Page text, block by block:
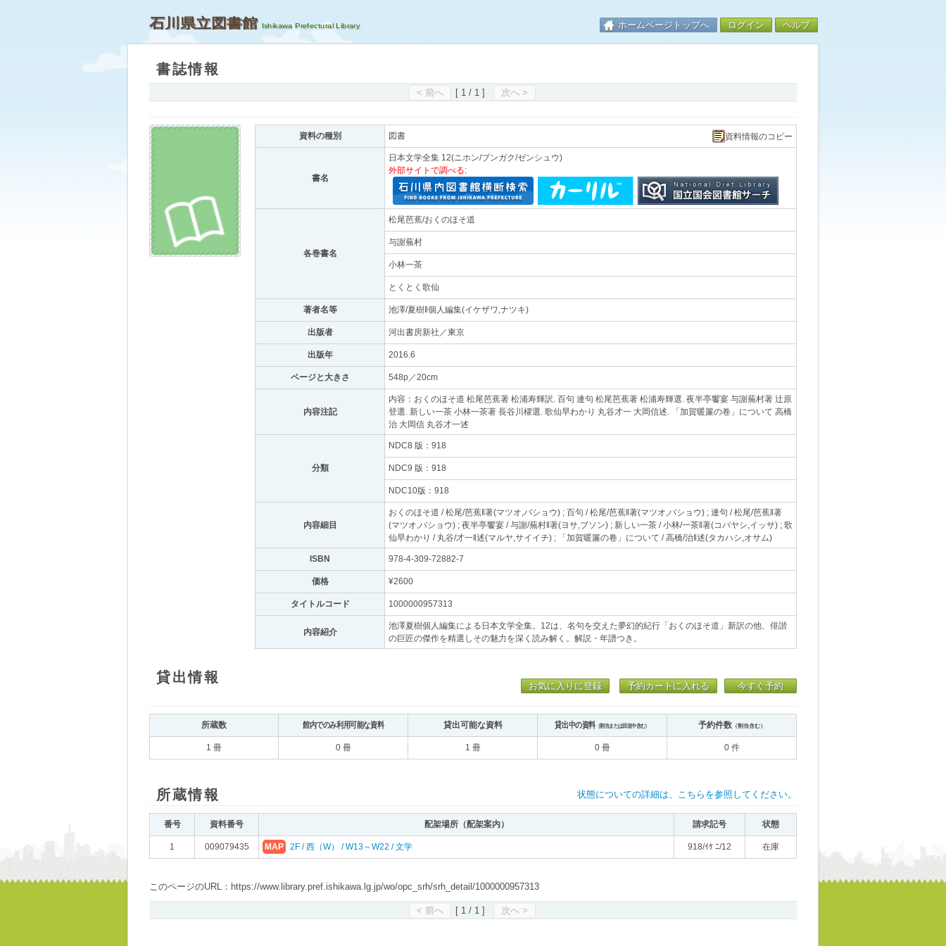
石川県立図書館 ホームページトップへ ログイン ヘルプ
書誌情報
< 前へ [ 1 / 1 ] 次へ >
資料の種別 図書 資料情報のコピー
書名
日本文学全集 12(ニホン/ブンガク/ゼンシュウ)
外部サイトで調べる:
各巻書名
松尾芭蕉/おくのほそ道
与謝蕪村
小林一茶
とくとく歌仙
著者名等 池澤/夏樹‖個人編集(イケザワ,ナツキ)
出版者 河出書房新社／東京
出版年 2016.6
ページと大きさ 548p／20cm
内容注記
内容：おくのほそ道 松尾芭蕉著 松浦寿輝訳. 百句 連句 松尾芭蕉著 松浦寿輝選. 夜半亭饗宴 与謝蕪村著 辻原
登選. 新しい一茶 小林一茶著 長谷川櫂選. 歌仙早わかり 丸谷才一 大岡信述. 「加賀暖簾の卷」について 高橋
治 大岡信 丸谷才一述
分類
NDC8 版：918
NDC9 版：918
NDC10版：918
内容細目
おくのほそ道 / 松尾/芭蕉‖著(マツオ,バショウ) ; 百句 / 松尾/芭蕉‖著(マツオ,バショウ) ; 連句 / 松尾/芭蕉‖著
(マツオ,バショウ) ; 夜半亭饗宴 / 与謝/蕪村‖著(ヨサ,ブソン) ; 新しい一茶 / 小林/一茶‖著(コバヤシ,イッサ) ; 歌
仙早わかり / 丸谷/才一‖述(マルヤ,サイイチ) ; 「加賀暖簾の卷」について / 高橋/治‖述(タカハシ,オサム)
ISBN 978-4-309-72882-7
価格 ¥2600
タイトルコード 1000000957313
内容紹介
池澤夏樹個人編集による日本文学全集。12は、名句を交えた夢幻的紀行「おくのほそ道」新訳の他、俳諧
の巨匠の傑作を精選しその魅力を深く読み解く。解説・年譜つき。
貸出情報
お気に入りに登録 予約カートに入れる 今すぐ予約
所蔵数 館内でのみ利用可能な資料 貸出可能な資料 貸出中の資料（割当または回送中含む） 予約件数（割当含む）
1 冊 0 冊 1 冊 0 冊 0 件
所蔵情報 状態についての詳細は、こちらを参照してください。
番号 資料番号 配架場所（配架案内） 請求記号 状態
1 009079435 MAP 2F / 西（W） / W13～W22 / 文学 918/ｲｹ ﾆ/12 在庫
このページのURL：https://www.library.pref.ishikawa.lg.jp/wo/opc_srh/srh_detail/1000000957313
< 前へ [ 1 / 1 ] 次へ >